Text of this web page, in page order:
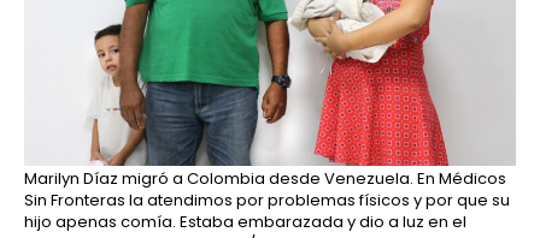
Marilyn Díaz migró a Colombia desde Venezuela. En Médicos
Sin Fronteras la atendimos por problemas físicos y por que su
hijo apenas comía. Estaba embarazada y dio a luz en el